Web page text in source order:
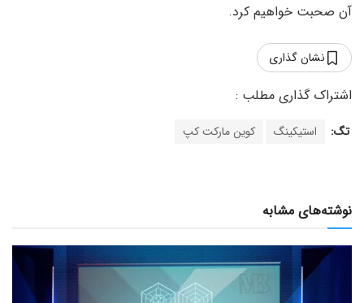
آن صحبت خواهیم کرد.
نشان گذاری
تگ: استیکینگ کوین مارکت کپ
نوشته‌های مشابه